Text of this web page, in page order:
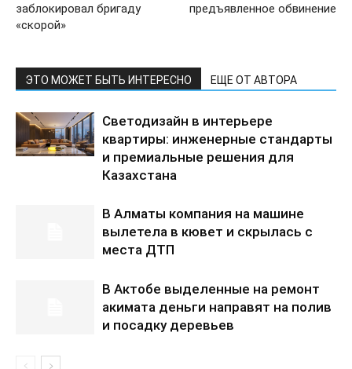
заблокировал бригаду
«скорой»
предъявленное обвинение
ЭТО МОЖЕТ БЫТЬ ИНТЕРЕСНО ЕЩЕ ОТ АВТОРА
Светодизайн в интерьере
квартиры: инженерные стандарты
и премиальные решения для
Казахстана
В Алматы компания на машине
вылетела в кювет и скрылась с
места ДТП
В Актобе выделенные на ремонт
акимата деньги направят на полив
и посадку деревьев